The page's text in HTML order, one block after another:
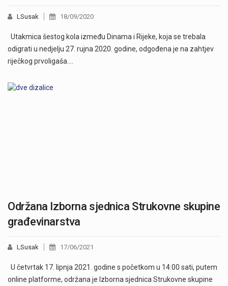
LSusak 18/09/2020
Utakmica šestog kola između Dinama i Rijeke, koja se trebala
odigrati u nedjelju 27. rujna 2020. godine, odgođena je na zahtjev
riječkog prvoligaša.…
Održana Izborna sjednica Strukovne skupine
građevinarstva
LSusak 17/06/2021
U četvrtak 17. lipnja 2021. godine s početkom u 14:00 sati, putem
online platforme, održana je Izborna sjednica Strukovne skupine